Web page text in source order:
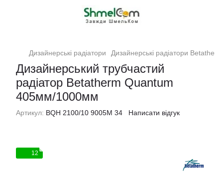
Дизайнерські радіатори Дизайнерські радіатори Betatherm
Дизайнерський трубчастий
радіатор Betatherm Quantum
405мм/1000мм
Артикул: BQH 2100/10 9005M 34 Написати відгук
12